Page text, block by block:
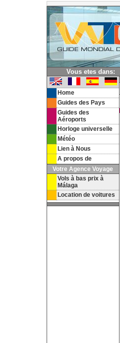
Vous etes dans:
Home
Guides des Pays
Guides des
Aéroports
Horloge universelle
Météo
Lien à Nous
A propos de
Votre Agence Voyage
Vols à bas prix à
Málaga
Location de voitures